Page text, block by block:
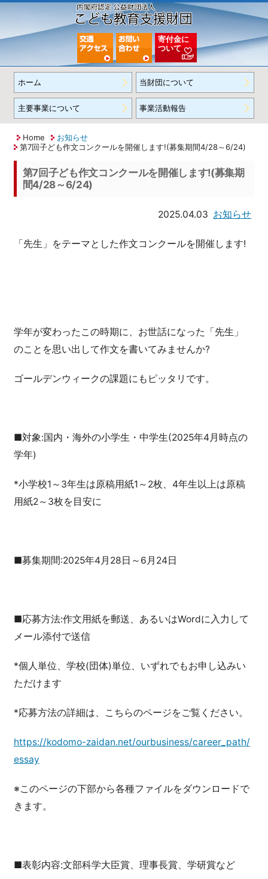
寄付金に
ついて
ホーム 当財団について
主要事業について 事業活動報告
Home
お知らせ
第7回子ども作文コンクールを開催します!(募集期間4/28～6/24)
第7回子ども作文コンクールを開催します!(募集期
間4/28～6/24)
2025.04.03 お知らせ
「先生」をテーマとした作文コンクールを開催します!
学年が変わったこの時期に、お世話になった「先生」
のことを思い出して作文を書いてみませんか?
ゴールデンウィークの課題にもピッタリです。
■対象:国内・海外の小学生・中学生(2025年4月時点の
学年)
*小学校1～3年生は原稿用紙1～2枚、4年生以上は原稿
用紙2～3枚を目安に
■募集期間:2025年4月28日～6月24日
■応募方法:作文用紙を郵送、あるいはWordに入力して
メール添付で送信
*個人単位、学校(団体)単位、いずれでもお申し込みい
ただけます
*応募方法の詳細は、こちらのページをご覧ください。
https://kodomo-zaidan.net/ourbusiness/career_path/
essay
※このページの下部から各種ファイルをダウンロードで
きます。
■表彰内容:文部科学大臣賞、理事長賞、学研賞など